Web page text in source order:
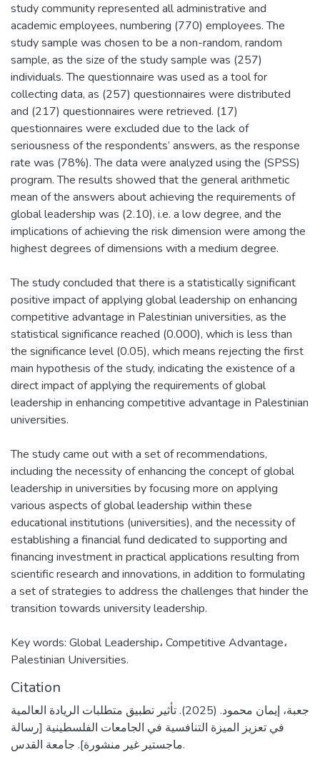
study community represented all administrative and
academic employees, numbering (770) employees. The
study sample was chosen to be a non-random, random
sample, as the size of the study sample was (257)
individuals. The questionnaire was used as a tool for
collecting data, as (257) questionnaires were distributed
and (217) questionnaires were retrieved. (17)
questionnaires were excluded due to the lack of
seriousness of the respondents’ answers, as the response
rate was (78%). The data were analyzed using the (SPSS)
program. The results showed that the general arithmetic
mean of the answers about achieving the requirements of
global leadership was (2.10), i.e. a low degree, and the
implications of achieving the risk dimension were among the
highest degrees of dimensions with a medium degree.
The study concluded that there is a statistically significant
positive impact of applying global leadership on enhancing
competitive advantage in Palestinian universities, as the
statistical significance reached (0.000), which is less than
the significance level (0.05), which means rejecting the first
main hypothesis of the study, indicating the existence of a
direct impact of applying the requirements of global
leadership in enhancing competitive advantage in Palestinian
universities.
The study came out with a set of recommendations,
including the necessity of enhancing the concept of global
leadership in universities by focusing more on applying
various aspects of global leadership within these
educational institutions (universities), and the necessity of
establishing a financial fund dedicated to supporting and
financing investment in practical applications resulting from
scientific research and innovations, in addition to formulating
a set of strategies to address the challenges that hinder the
transition towards university leadership.
Key words: Global Leadership، Competitive Advantage،
Palestinian Universities.
Citation
جعبة، إيمان محمود. (2025). تأثير تطبيق متطلبات الريادة العالمية
في تعزيز الميزة التنافسية في الجامعات الفلسطينية [رسالة
ماجستير غير منشورة]. جامعة القدس.